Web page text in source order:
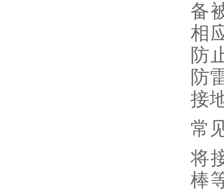
备
相
防
防
接
常
将
棒